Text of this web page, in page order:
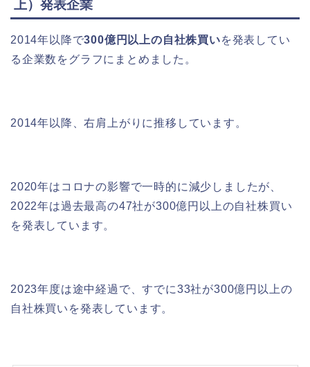
上）発表企業
2014年以降で300億円以上の自社株買いを発表してい
る企業数をグラフにまとめました。
2014年以降、右肩上がりに推移しています。
2020年はコロナの影響で一時的に減少しましたが、
2022年は過去最高の47社が300億円以上の自社株買い
を発表しています。
2023年度は途中経過で、すでに33社が300億円以上の
自社株買いを発表しています。